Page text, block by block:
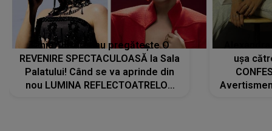
Tania Turtureanu pregătește O
REVENIRE SPECTACULOASĂ la Sala
Palatului! Când se va aprinde din
nou LUMINA REFLECTOATRELOR
ușa